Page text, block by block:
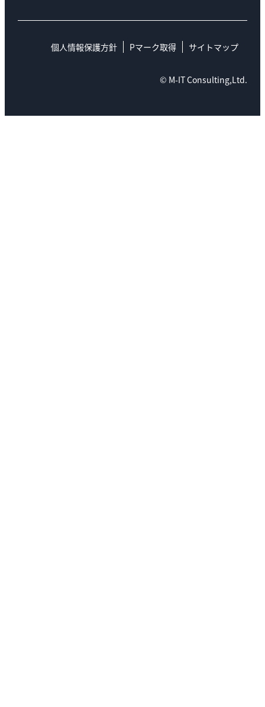
個人情報保護方針 Pマーク取得 サイトマップ
© M-IT Consulting,Ltd.